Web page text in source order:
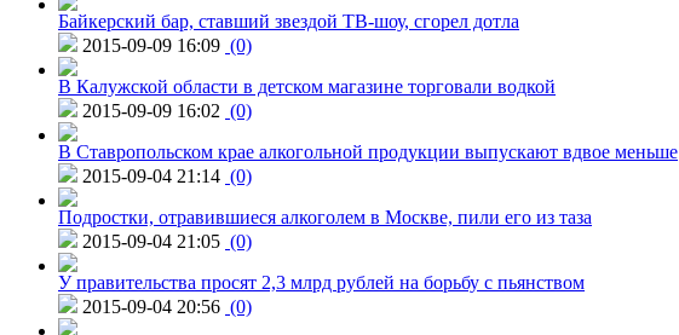
Байкерский бар, ставший звездой ТВ-шоу, сгорел дотла
2015-09-09 16:09 (0)
В Калужской области в детском магазине торговали водкой
2015-09-09 16:02 (0)
В Ставропольском крае алкогольной продукции выпускают вдвое меньше
2015-09-04 21:14 (0)
Подростки, отравившиеся алкоголем в Москве, пили его из таза
2015-09-04 21:05 (0)
У правительства просят 2,3 млрд рублей на борьбу с пьянством
2015-09-04 20:56 (0)